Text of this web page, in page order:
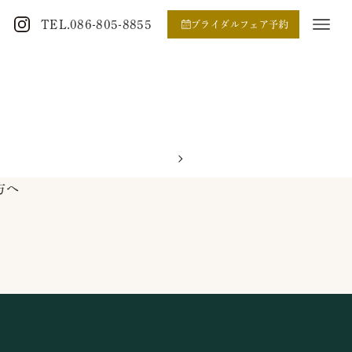
TEL.086-805-8855 ブライダルフェア予約
へ